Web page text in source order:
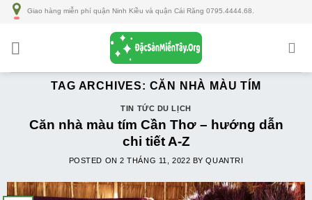
Số
Giao hàng miễn phí quận Ninh Kiều và quận Cái Răng 0795.4444.68.
TAG ARCHIVES: CĂN NHÀ MÀU TÍM
TIN TỨC DU LỊCH
Căn nhà màu tím Cần Thơ – hướng dẫn
chi tiết A-Z
POSTED ON2 THÁNG 11, 2022 BYQUANTRI